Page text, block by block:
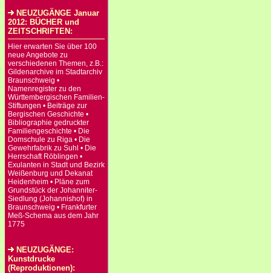
NEUZUGÄNGE Januar
2012: BÜCHER und
ZEITSCHRIFTEN:
Hier erwarten Sie über 100
neue Angebote zu
verschiedenen Themen, z.B.:
Gildenarchive im Stadtarchiv
Braunschweig •
Namenregister zu den
Württembergischen Familien-
Stiftungen • Beiträge zur
Bergischen Geschichte •
Bibliographie gedruckter
Familiengeschichte • Die
Domschule zu Riga • Die
Gewehrfabrik zu Suhl • Die
Herrschaft Röblingen •
Exulanten in Stadt und Bezirk
Weißenburg und Dekanat
Heidenheim • Pläne zum
Grundstück der Johanniter-
Siedlung (Johannishof) in
Braunschweig • Frankfurter
Meß-Schema aus dem Jahr
1775
NEUZUGÄNGE:
Kunstdrucke
(Reproduktionen):